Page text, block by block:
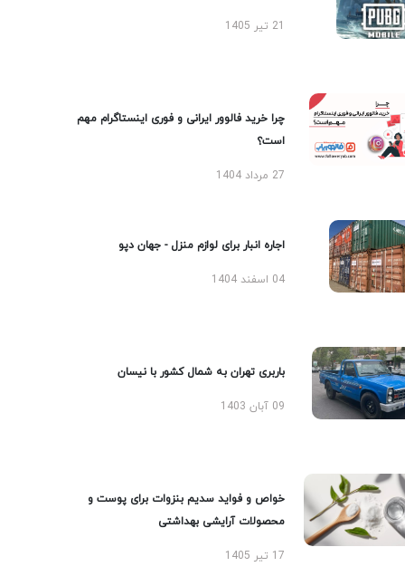
چرا خرید فالوور ایرانی و فوری اینستاگرام مهم
است؟
27 مرداد 1404
اجاره انبار برای لوازم منزل - جهان دپو
04 اسفند 1404
باربری تهران به شمال کشور با نیسان
09 آبان 1403
خواص و فواید سدیم بنزوات برای پوست و
محصولات آرایشی بهداشتی
17 تیر 1405